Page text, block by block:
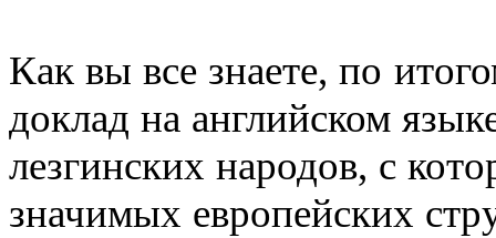
Как вы все знаете, по
доклад на английском
лезгинских народов, с
значимых европейских